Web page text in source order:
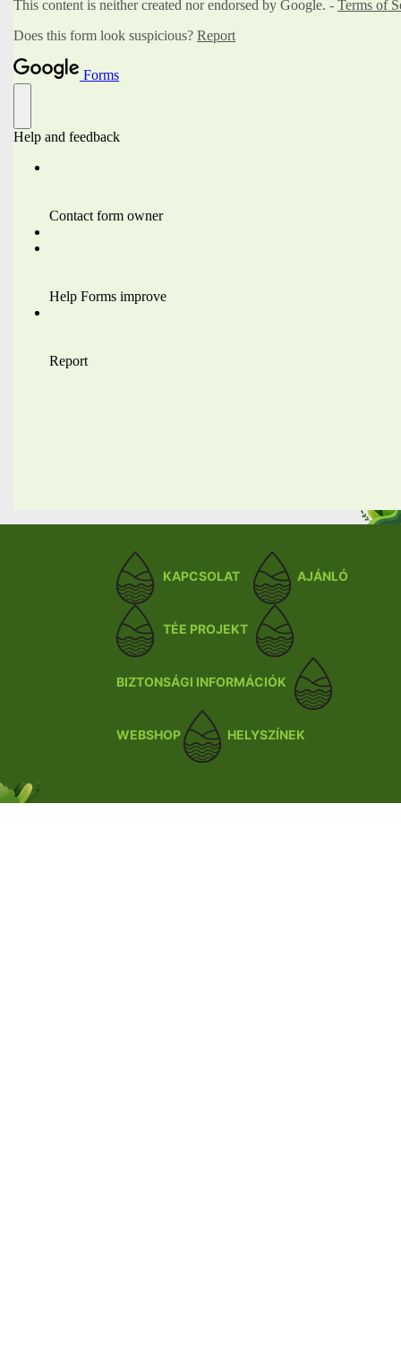
KAPCSOLAT AJÁNLÓ
TÉE PROJEKT
BIZTONSÁGI INFORMÁCIÓK
WEBSHOP HELYSZÍNEK